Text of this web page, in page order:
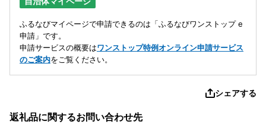
ふるなびマイページで申請できるのは「ふるなびワンストップ e
申請」です。
申請サービスの概要はワンストップ特例オンライン申請サービス
のご案内をご覧ください。
シェアする
返礼品に関するお問い合わせ先